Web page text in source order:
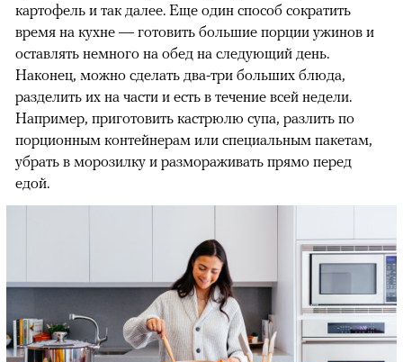
00:00 / 00:00
картофель и так далее. Еще один способ сократить
время на кухне — готовить большие порции ужинов и
оставлять немного на обед на следующий день.
Наконец, можно сделать два-три больших блюда,
разделить их на части и есть в течение всей недели.
Например, приготовить кастрюлю супа, разлить по
порционным контейнерам или специальным пакетам,
убрать в морозилку и размораживать прямо перед
едой.